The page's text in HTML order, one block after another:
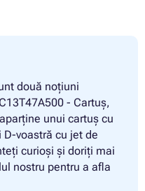
două noțiuni
- Cartuș,
unui cartuș cu
voastră cu jet de
curioși și doriți mai
nostru pentru a afla